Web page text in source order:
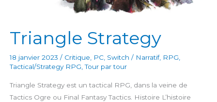
Triangle Strategy
18 janvier 2023 / Critique PC Switch / Narratif, RPG
Tactical/Strategy RPG ,Tour par tour
Triangle Strategy est un tactical RPG, dans la veine de
Tactics Ogre ou Final Fantasy Tactics. Histoire L’histoire